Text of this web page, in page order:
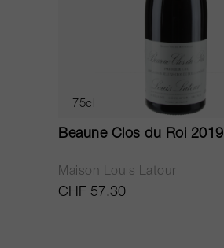
75cl
Beaune Clos du Roi 2019
Maison Louis Latour
CHF 57.30